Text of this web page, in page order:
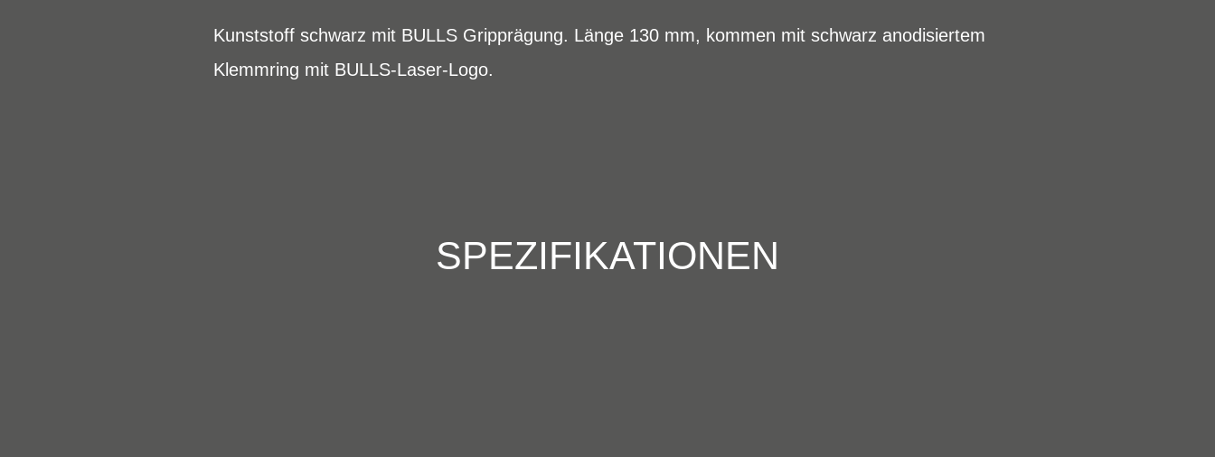
Kunststoff schwarz mit BULLS Gripprägung. Länge 130 mm, kommen mit schwarz anodisiertem
Klemmring mit BULLS-Laser-Logo.
SPEZIFIKATIONEN